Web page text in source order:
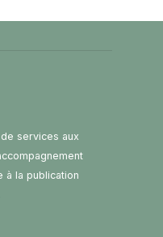
services aux
à la publication